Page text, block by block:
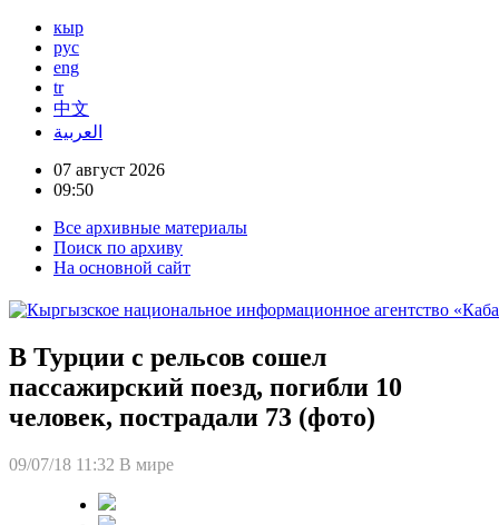
кыр
рус
eng
tr
中文
العربية
07 август 2026
09:50
Все архивные материалы
Поиск по архиву
На основной сайт
В Турции с рельсов сошел
пассажирский поезд, погибли 10
человек, пострадали 73 (фото)
09/07/18 11:32 В мире